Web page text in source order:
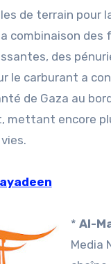
de terrain pour
combinaison des
des
le carburant a
de Gaza au
mettant encore
* Al-
Media